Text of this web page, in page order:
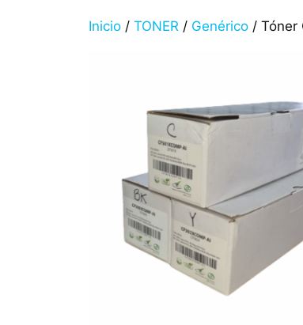
Inicio / TONER / Genérico / Tóner